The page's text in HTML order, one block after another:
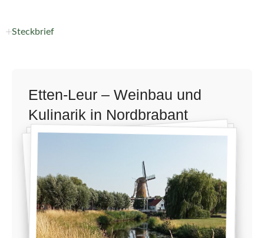
Steckbrief
Etten-Leur – Weinbau und
Kulinarik in Nordbrabant